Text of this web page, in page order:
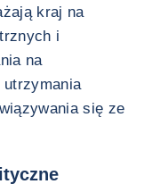
kraj na
i
na
utrzymania
się ze